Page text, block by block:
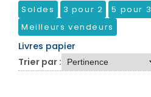
Soldes 3 pour 2
5 pour 3
Meilleurs vendeurs
Livres papier
Trier par :